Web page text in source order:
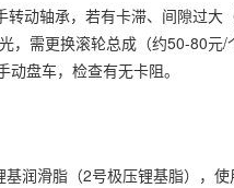
动轴承，若有卡滞、间隙过
需更换滚轮总成（约50-80元
盘车，检查有无卡阻。
润滑脂（2号极压锂基脂），